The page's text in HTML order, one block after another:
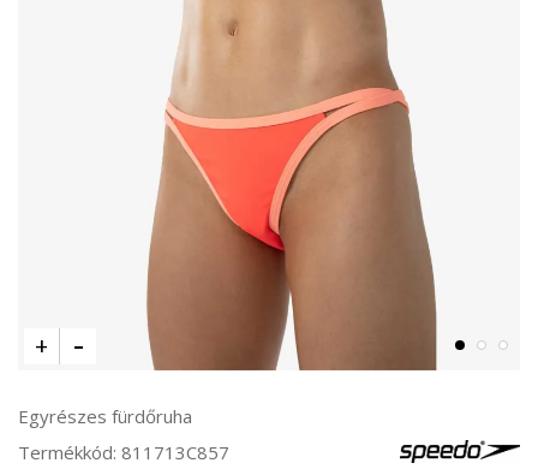
Egyrészes fürdőruha
Termékkód: 811713C857